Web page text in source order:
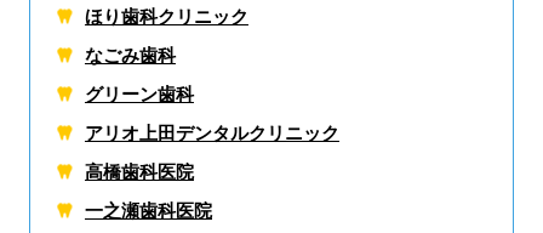
ほり歯科クリニック
なごみ歯科
グリーン歯科
アリオ上田デンタルクリニック
高橋歯科医院
一之瀬歯科医院